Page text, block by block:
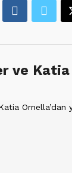
ve Katia